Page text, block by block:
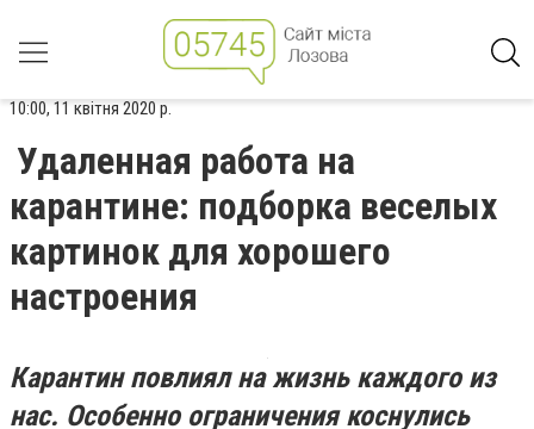
10:00, 11 квітня 2020 р.
Удаленная работа на
карантине: подборка веселых
картинок для хорошего
настроения
Карантин повлиял на жизнь каждого из
нас. Особенно ограничения коснулись